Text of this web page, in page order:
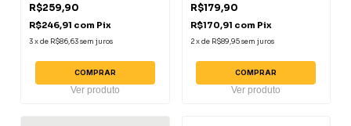
R$259,90
R$246,91 com Pix
3xde R$86,63sem juros
COMPRAR
Ver produto
R$179,90
R$170,91 com Pix
2 xde R$89,95 sem juros
COMPRAR
Ver produto